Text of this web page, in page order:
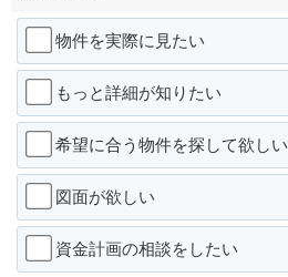
物件を実際に見たい
もっと詳細が知りたい
希望に合う物件を探して欲しい
図面が欲しい
資金計画の相談をしたい